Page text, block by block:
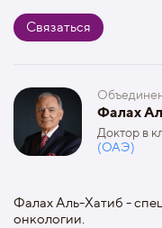
Связаться
Фалах
Доктор в
(ОАЭ)
Фалах Аль-Хатиб -
онкологии.